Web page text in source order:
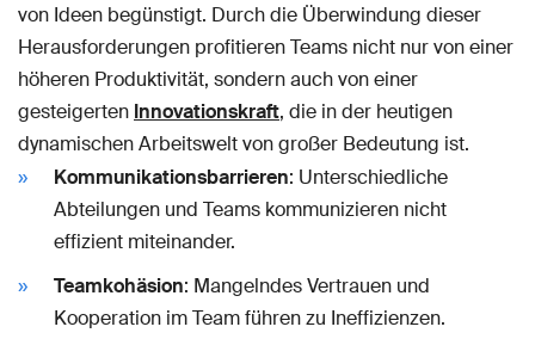
von Ideen begünstigt. Durch die Überwindung dieser
Herausforderungen profitieren Teams nicht nur von einer
höheren Produktivität, sondern auch von einer
gesteigerten Innovationskraft, die in der heutigen
dynamischen Arbeitswelt von großer Bedeutung ist.
Kommunikationsbarrieren: Unterschiedliche
Abteilungen und Teams kommunizieren nicht
effizient miteinander.
Teamkohäsion: Mangelndes Vertrauen und
Kooperation im Team führen zu Ineffizienzen.